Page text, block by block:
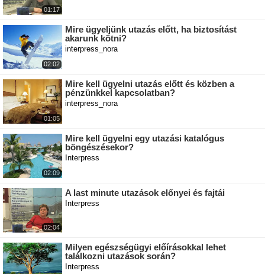
01:17
02:02
Mire ügyeljünk utazás előtt, ha biztosítást
akarunk kötni?
interpress_nora
01:05
Mire kell ügyelni utazás előtt és közben a
pénzünkkel kapcsolatban?
interpress_nora
02:09
Mire kell ügyelni egy utazási katalógus
böngészésekor?
Interpress
02:04
A last minute utazások előnyei és fajtái
Interpress
Milyen egészségügyi előírásokkal lehet
találkozni utazások során?
Interpress